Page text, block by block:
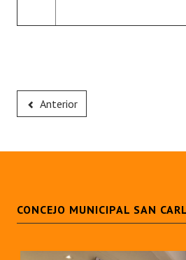
Anterior
CONCEJO MUNICIPAL SAN